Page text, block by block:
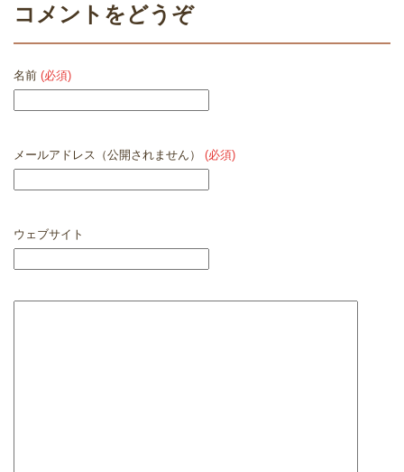
コメントをどうぞ
名前 (必須)
メールアドレス（公開されません） (必須)
ウェブサイト